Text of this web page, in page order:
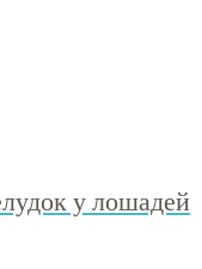
у лошадей